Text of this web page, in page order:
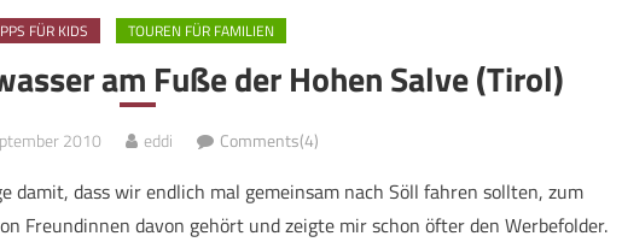
FÜR KIDS TOUREN FÜR FAMILIEN
am Fuße der Hohen Salve (Tirol)
2010 eddi Comments(4)
damit, dass wir endlich mal gemeinsam nach Söll fahren sollten, zum
Freundinnen davon gehört und zeigte mir schon öfter den Werbefolder.